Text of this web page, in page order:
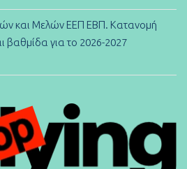
και Μελών ΕΕΠ ΕΒΠ. Κατανομή
βαθμίδα για το 2026-2027